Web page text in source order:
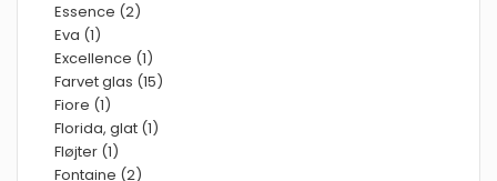
Essence (2)
Eva (1)
Excellence (1)
Farvet glas (15)
Fiore (1)
Florida, glat (1)
Fløjter (1)
Fontaine (2)